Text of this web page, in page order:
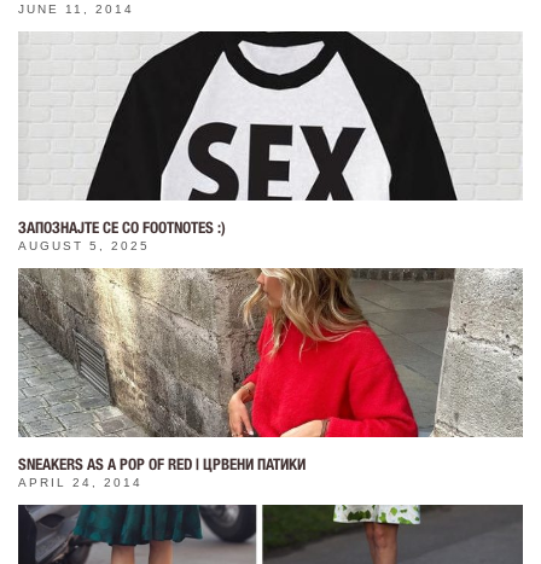
JUNE 11, 2014
ЗАПОЗНАЈТЕ СЕ СО FOOTNOTES :)
AUGUST 5, 2025
SNEAKERS AS A POP OF RED | ЦРВЕНИ ПАТИКИ
APRIL 24, 2014